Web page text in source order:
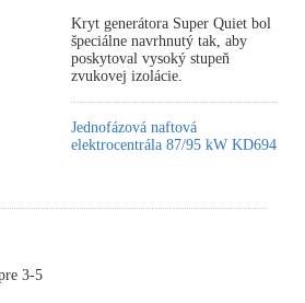
Kryt generátora Super Quiet bol
špeciálne navrhnutý tak, aby
poskytoval vysoký stupeň
zvukovej izolácie.
Jednofázová naftová
elektrocentrála 87/95 kW KD694
3-5